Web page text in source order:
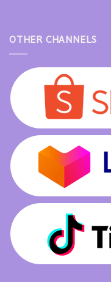
OTHER CHANNELS